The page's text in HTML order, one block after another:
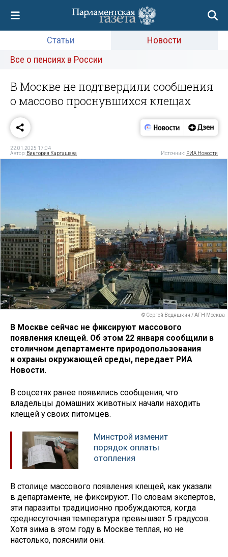
Статьи
Новости
Все о пенсиях в России
В Москве не подтвердили сообщения
о массово проснувшихся клещах
22.01.2025 17:04
Автор: Виктория Карташева Источник: РИА Новости
© Сергей Ведяшкин / АГН Москва
В Москве сейчас не фиксируют массового
появления клещей. Об этом 22 января сообщили в
столичном департаменте природопользования
и охраны окружающей среды, передает РИА
Новости.
В соцсетях ранее появились сообщения, что
владельцы домашних животных начали находить
клещей у своих питомцев.
Минстрой изменит
порядок оплаты
отопления
В столице массового появления клещей, как указали
в департаменте, не фиксируют. По словам экспертов,
эти паразиты традиционно пробуждаются, когда
среднесуточная температура превышает 5 градусов.
Хотя зима в этом году в Москве теплая, но не
настолько, пояснили они.